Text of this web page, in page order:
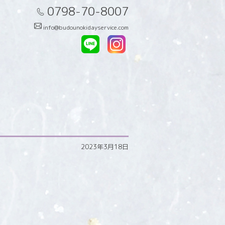
0798-70-8007
info@budounokidayservice.com
2023年3月18日